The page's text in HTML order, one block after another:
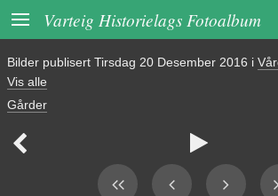
 Varteig Historielags Fotoalbum
Bilder publisert Tirsdag 20 Desember 2016 i
Vis alle
Gårder
 